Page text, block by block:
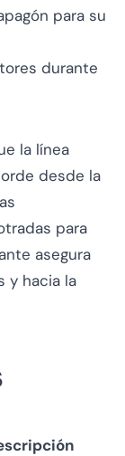
para su
durante
la línea
desde la
para
asegura
y hacia la